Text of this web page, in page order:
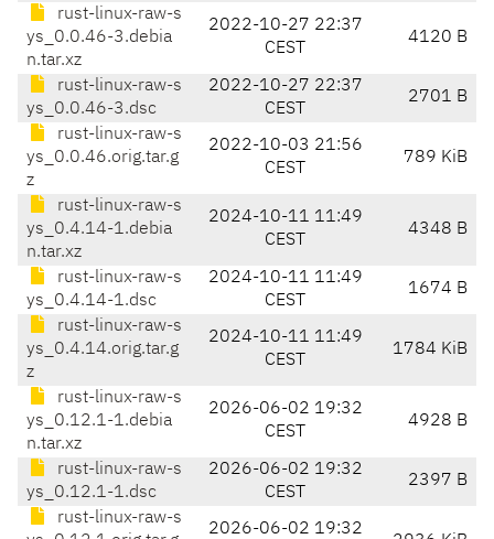
rust-linux-raw-s
ys_0.0.46-3.debia
n.tar.xz
2022-10-27 22:37
CEST
4120 B
rust-linux-raw-s
ys_0.0.46-3.dsc
2022-10-27 22:37
CEST
2701 B
rust-linux-raw-s
ys_0.0.46.orig.tar.g
z
2022-10-03 21:56
CEST
789 KiB
rust-linux-raw-s
ys_0.4.14-1.debia
n.tar.xz
2024-10-11 11:49
CEST
4348 B
rust-linux-raw-s
ys_0.4.14-1.dsc
2024-10-11 11:49
CEST
1674 B
rust-linux-raw-s
ys_0.4.14.orig.tar.g
z
2024-10-11 11:49
CEST
1784 KiB
rust-linux-raw-s
ys_0.12.1-1.debia
n.tar.xz
2026-06-02 19:32
CEST
4928 B
rust-linux-raw-s
ys_0.12.1-1.dsc
2026-06-02 19:32
CEST
2397 B
rust-linux-raw-s
2026-06-02 19:32